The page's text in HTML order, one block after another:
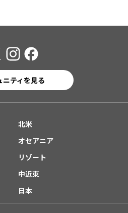
ニティを見る
北米
オセアニア
リゾート
中近東
日本